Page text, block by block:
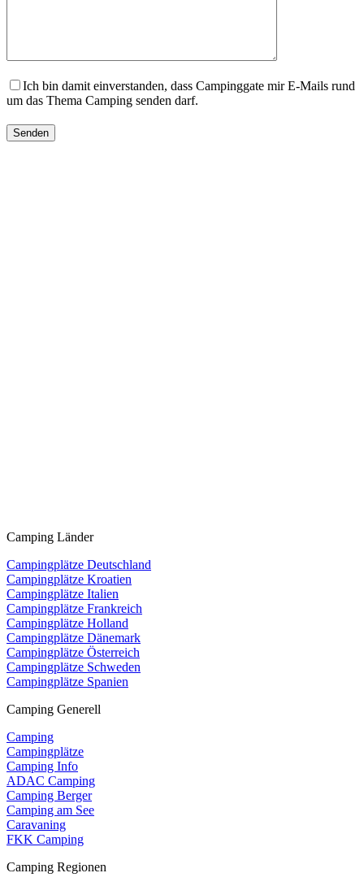
Ich bin damit einverstanden, dass Campinggate mir E-Mails rund
um das Thema Camping senden darf.
Camping Länder
Campingplätze Deutschland
Campingplätze Kroatien
Campingplätze Italien
Campingplätze Frankreich
Campingplätze Holland
Campingplätze Dänemark
Campingplätze Österreich
Campingplätze Schweden
Campingplätze Spanien
Camping Generell
Camping
Campingplätze
Camping Info
ADAC Camping
Camping Berger
Camping am See
Caravaning
FKK Camping
Camping Regionen